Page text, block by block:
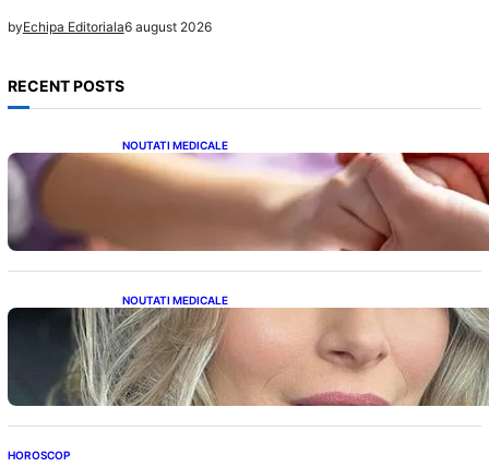
byEchipa Editoriala6 august 2026
RECENT POSTS
NOUTATI MEDICALE
Creșterea alarmantă a cancerului la tineri: o
analiză detaliată a tendințelor globale
NOUTATI MEDICALE
Laura Cosoi și Povestea Maternității: O
Călătorie Plină de Dragoste și Provocări
HOROSCOP